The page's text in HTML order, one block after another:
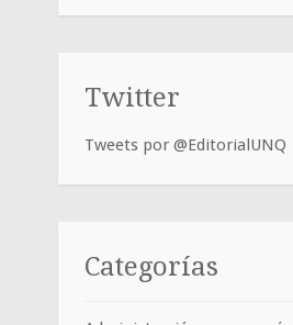
Twitter
Tweets por @EditorialUNQ
Categorías